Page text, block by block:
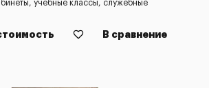
учебные классы, служебные
В сравнение